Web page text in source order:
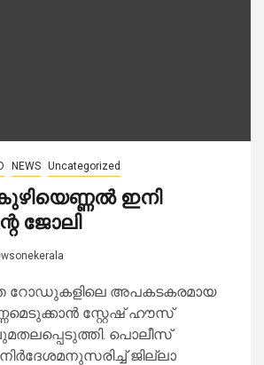
NEWS Uncategorized
ഇനി
ജോലി
റോഡുകളിലെ അപകടകരമായ
സ്റ്റേഷ് ഹൗസ്
പൊലീസ്
ജില്ലാ